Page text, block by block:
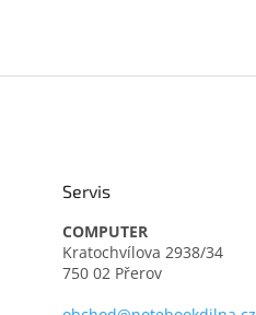
Servis
COMPUTER
Kratochvílova 2938/34
750 02 Přerov